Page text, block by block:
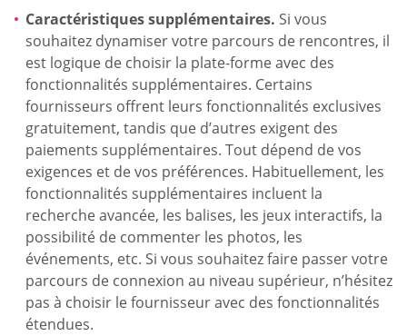
Caractéristiques supplémentaires. Si vous
souhaitez dynamiser votre parcours de rencontres, il
est logique de choisir la plate-forme avec des
fonctionnalités supplémentaires. Certains
fournisseurs offrent leurs fonctionnalités exclusives
gratuitement, tandis que d’autres exigent des
paiements supplémentaires. Tout dépend de vos
exigences et de vos préférences. Habituellement, les
fonctionnalités supplémentaires incluent la
recherche avancée, les balises, les jeux interactifs, la
possibilité de commenter les photos, les
événements, etc. Si vous souhaitez faire passer votre
parcours de connexion au niveau supérieur, n’hésitez
pas à choisir le fournisseur avec des fonctionnalités
étendues.